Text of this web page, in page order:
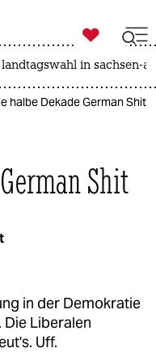

taz zahl ich
landtagswahl in sachsen-
halbe Dekade German Shit
Shit
in der Demokratie
Die Liberalen
Uff.